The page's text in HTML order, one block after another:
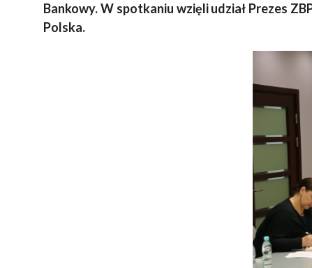
Bankowy. W spotkaniu wzięli udział Prezes
Polska.